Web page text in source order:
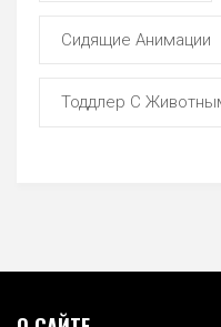
Сидящие Анимации
Тоддлер С